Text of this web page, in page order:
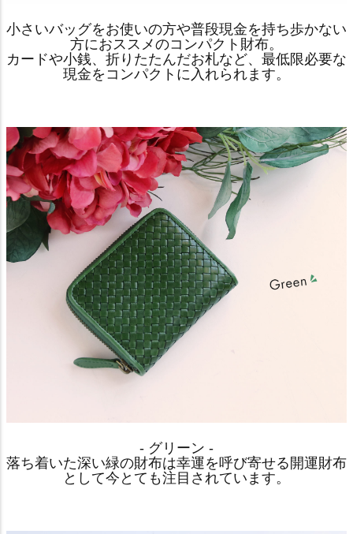
小さいバッグをお使いの方や普段現金を持ち歩かない
方におススメのコンパクト財布。
カードや小銭、折りたたんだお札など、最低限必要な
現金をコンパクトに入れられます。
- グリーン -
落ち着いた深い緑の財布は幸運を呼び寄せる開運財布
として今とても注目されています。